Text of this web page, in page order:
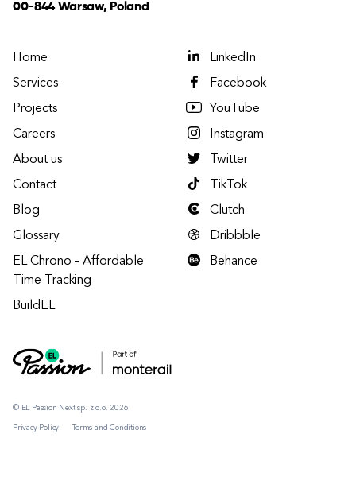
00-844 Warsaw, Poland
© EL Passion Next sp. z o.o. 2026
Privacy Policy Terms and Conditions
Home
Services
Projects
Careers
About us
Contact
Blog
Glossary
EL Chrono - Affordable
Time Tracking
BuildEL
LinkedIn
Facebook
YouTube
Instagram
Twitter
TikTok
Clutch
Dribbble
Behance